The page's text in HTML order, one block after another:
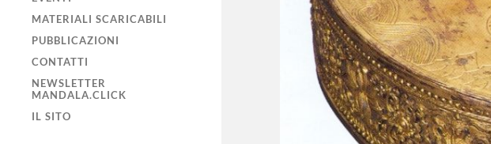
MATERIALI SCARICABILI
PUBBLICAZIONI
CONTATTI
NEWSLETTER
MANDALA.CLICK
IL SITO